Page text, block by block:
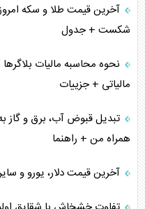
شکست + جدول
نحوه محاسبه مالیات
مالیاتی + جزییات
تبدیل قبوض آب، برق و گاز
همراه من + راهنما
آخرین قیمت دلار، یورو و سایر ارز‌ها ۱۲ مرداد